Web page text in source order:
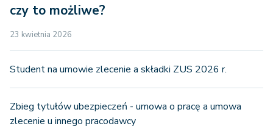
czy to możliwe?
23 kwietnia 2026
Student na umowie zlecenie a składki ZUS 2026 r.
Zbieg tytułów ubezpieczeń - umowa o pracę a umowa
zlecenie u innego pracodawcy